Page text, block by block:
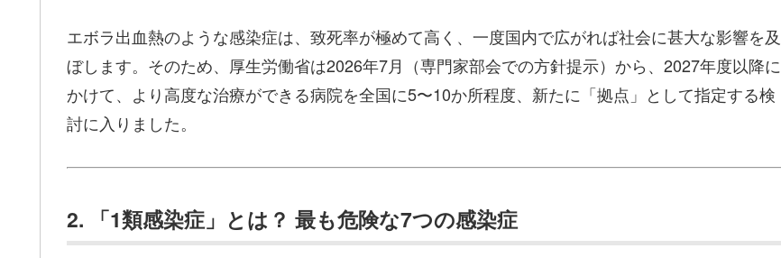
エボラ出血熱のような感染症は、致死率が極めて高く、一度国内で広がれば社会に甚大な影響を及
ぼします。そのため、厚生労働省は2026年7月（専門家部会での方針提示）から、2027年度以降に
かけて、より高度な治療ができる病院を全国に5〜10か所程度、新たに「拠点」として指定する検
討に入りました。
2. 「1類感染症」とは？ 最も危険な7つの感染症